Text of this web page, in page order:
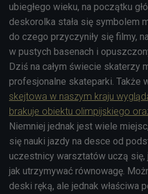
ubiegłego wieku, na początku
deskorolka stała się symbolem
do czego przyczyniły się filmy,
w pustych basenach i
Dziś na całym świecie skaterzy
profesjonalne skateparki. Także
skejtowa w naszym kraju
brakuje obiektu olimpijskiego
Niemniej jednak jest wiele
się nauki jazdy na desce od
uczestnicy warsztatów uczą się,
jak utrzymywać równowagę.
deski ręką, ale jednak właściwa